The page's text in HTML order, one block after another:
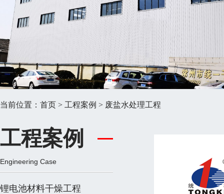
当前位置： 首页 > 工程案例 > 废盐水处理工程
工程案例
Engineering Case
锂电池材料干燥工程